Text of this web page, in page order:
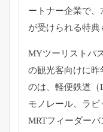
ートナー企業で、
が受けられる特典
MYツーリストパ
の観光客向けに昨
のは、軽便鉄道（
モノレール、ラピ
MRTフィーダー